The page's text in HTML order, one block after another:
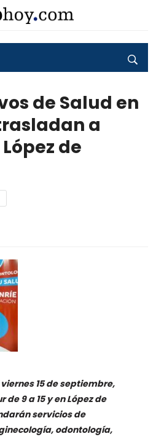
de Salud en
a
de
viernes 15 de septiembre,
9 a 15 y en López de
servicios de
odontología,